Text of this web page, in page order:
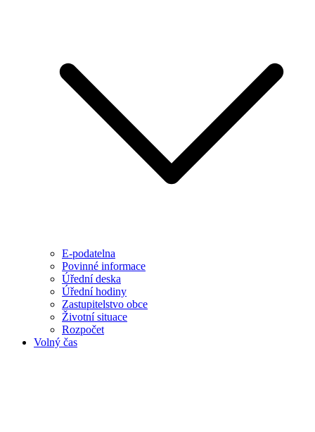
E-podatelna
Povinné informace
Úřední deska
Úřední hodiny
Zastupitelstvo obce
Životní situace
Rozpočet
Volný čas